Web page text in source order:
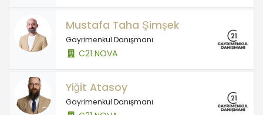
Mustafa Taha Şimşek
Gayrimenkul Danışmanı
C21 NOVA
Yiğit Atasoy
Gayrimenkul Danışmanı